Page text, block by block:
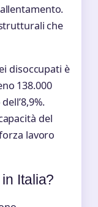
che
disoccupati è
138.000
del
lavoro
Italia?